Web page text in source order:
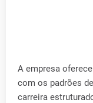
A empresa
com os padrões
carreira